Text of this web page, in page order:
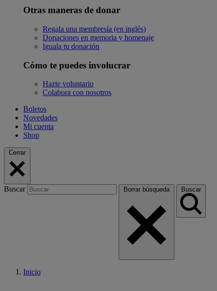
Otras maneras de donar
Regala una membresía (en inglés)
Donaciones en memoria y homenaje
Iguala tu donación
Cómo te puedes involucrar
Hazte voluntario
Colabora con nosotros
Boletos
Novedades
Mi cuenta
Shop
Cerrar
Buscar Borrar búsqueda Buscar
Inicio